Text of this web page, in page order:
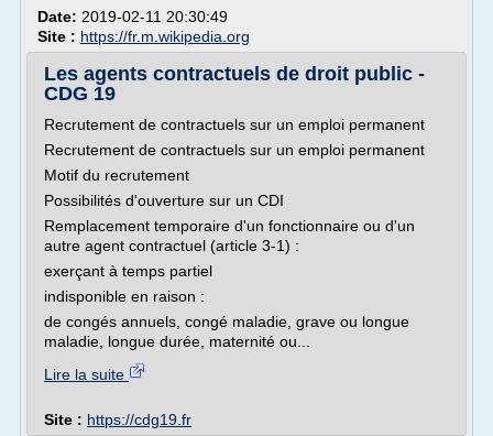
Date: 2019-02-11 20:30:49
Site : https://fr.m.wikipedia.org
Les agents contractuels de droit public -
CDG 19
Recrutement de contractuels sur un emploi permanent
Recrutement de contractuels sur un emploi permanent
Motif du recrutement
Possibilités d'ouverture sur un CDI
Remplacement temporaire d'un fonctionnaire ou d'un
autre agent contractuel (article 3-1) :
exerçant à temps partiel
indisponible en raison :
de congés annuels, congé maladie, grave ou longue
maladie, longue durée, maternité ou...
Lire la suite
Site : https://cdg19.fr